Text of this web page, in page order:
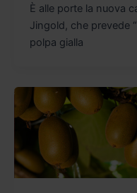
È alle porte la nuova
Jingold, che prevede
polpa gialla